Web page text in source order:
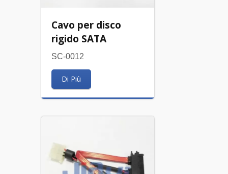
Cavo per disco
rigido SATA
SC-0012
Di Più